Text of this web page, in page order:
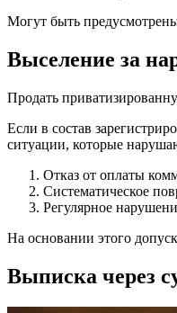
Могут быть
Выселение за
Продать
Если в состав
ситуации, которые
Отказ от оплаты
Систематическое
Регулярное
На основании этого
Выписка через